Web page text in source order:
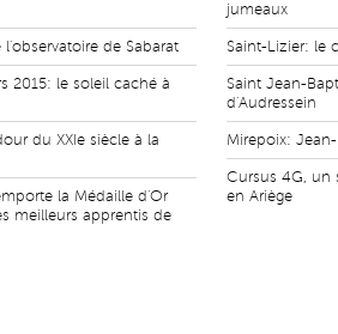
de Sabarat
2015: le soleil caché à
du XXIe siècle à la
la Médaille d'Or
meilleurs apprentis de
jumeaux
Saint-Lizier: le
Saint Jean-
d'Audressein
Mirepoix:
Cursus 4G, un
en Ariège